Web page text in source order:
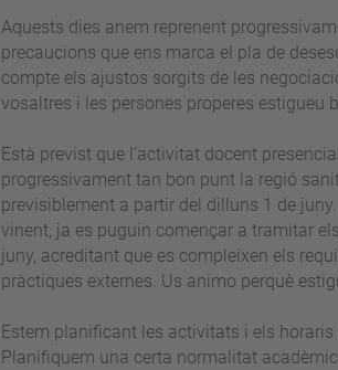
Aquests dies anem reprenent
precaucions que ens marca el pla de
compte els ajustos sorgits de les
vosaltres i les persones properes
Està previst que l’activitat docent
progressivament tan bon punt la regió
previsiblement a partir del dilluns 1 de
vinent, ja es puguin començar a tramitar
juny, acreditant que es compleixen els
pràctiques externes. Us animo perquè
Estem planificant les activitats i els
Planifiquem una certa normalitat